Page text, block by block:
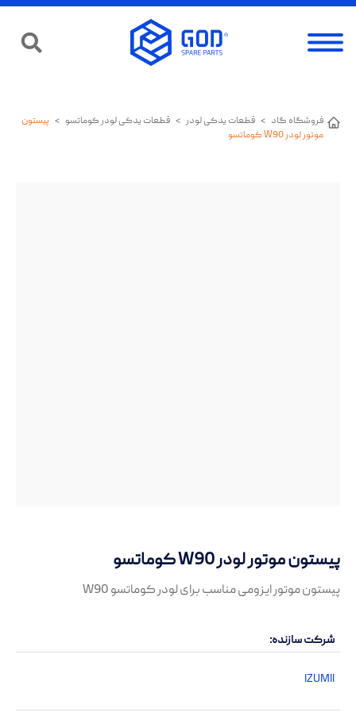
فروشگاه گاد > قطعات یدکی لودر > قطعات یدکی لودر کوماتسو > پیستون
موتور لودر W90 کوماتسو
پیستون موتور لودر W90 کوماتسو
پیستون موتور ایزومی مناسب برای لودر کوماتسو W90
شرکت سازنده
IZUMII